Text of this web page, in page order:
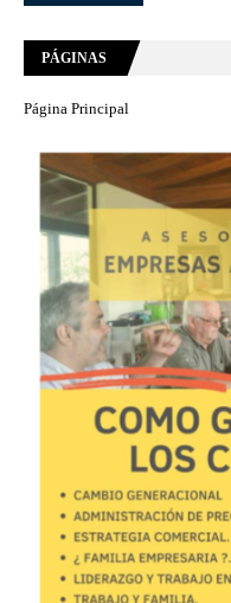
PÁGINAS
Página Principal